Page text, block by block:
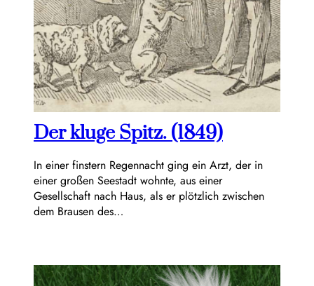
Der kluge Spitz. (1849)
In einer finstern Regennacht ging ein Arzt, der in
einer großen Seestadt wohnte, aus einer
Gesellschaft nach Haus, als er plötzlich zwischen
dem Brausen des…